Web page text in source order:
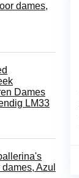
dames,
Dames
LM33
Azul